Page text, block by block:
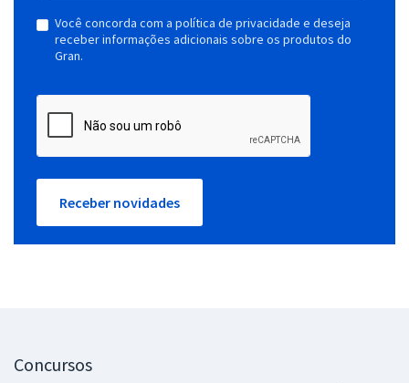
Você concorda com a política de privacidade e deseja
receber informações adicionais sobre os produtos do
Gran.
Receber novidades
Concursos